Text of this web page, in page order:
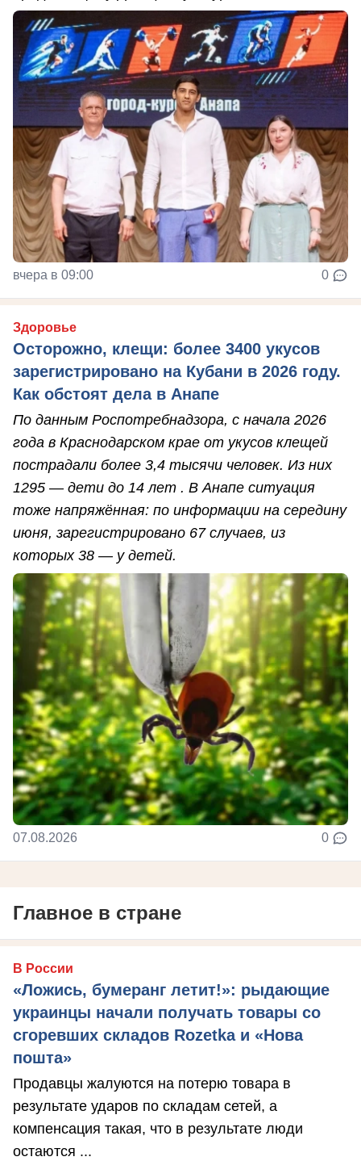
вчера в 09:00 0
Здоровье
Осторожно, клещи: более 3400 укусов
зарегистрировано на Кубани в 2026 году.
Как обстоят дела в Анапе
По данным Роспотребнадзора, с начала 2026
года в Краснодарском крае от укусов клещей
пострадали более 3,4 тысячи человек. Из них
1295 — дети до 14 лет . В Анапе ситуация
тоже напряжённая: по информации на середину
июня, зарегистрировано 67 случаев, из
которых 38 — у детей.
07.08.2026 0
Главное в стране
В России
«Ложись, бумеранг летит!»: рыдающие
украинцы начали получать товары со
сгоревших складов Rozetka и «Нова
пошта»
Продавцы жалуются на потерю товара в
результате ударов по складам сетей, а
компенсация такая, что в результате люди
остаются ...